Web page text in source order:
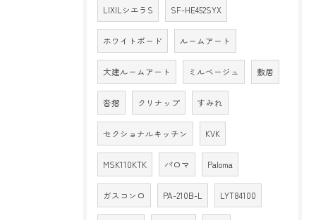
LIXILシエラS SF-HE452SYX
ホワイトボード ルームアート
大建ルームアート ミルベージュ 敷居
沓摺 クリナップ すみれ
セクショナルキッチン KVK
MSK110KTK パロマ Paloma
ガスコンロ PA-210B-L LYT84100